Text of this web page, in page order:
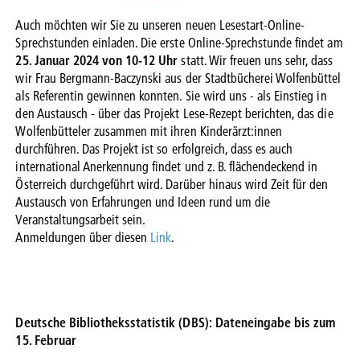
Auch möchten wir Sie zu unseren neuen Lesestart-Online-
Sprechstunden einladen. Die erste Online-Sprechstunde findet am
25. Januar 2024 von 10-12 Uhrstatt. Wir freuen uns sehr, dass
wir Frau Bergmann-Baczynski aus der Stadtbücherei Wolfenbüttel
als Referentin gewinnen konnten. Sie wird uns - als Einstieg in
den Austausch - über das Projekt Lese-Rezept berichten, das die
Wolfenbütteler zusammen mit ihren Kinderärzt:innen
durchführen. Das Projekt ist so erfolgreich, dass es auch
international Anerkennung findet und z. B. flächendeckend in
Österreich durchgeführt wird. Darüber hinaus wird Zeit für den
Austausch von Erfahrungen und Ideen rund um die
Veranstaltungsarbeit sein.
Anmeldungen über diesen Link.
Deutsche Bibliotheksstatistik (DBS): Dateneingabe bis zum
15. Februar